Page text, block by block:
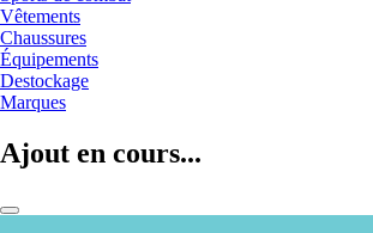
Vêtements
Chaussures
Équipements
Destockage
Marques
Ajout en cours...